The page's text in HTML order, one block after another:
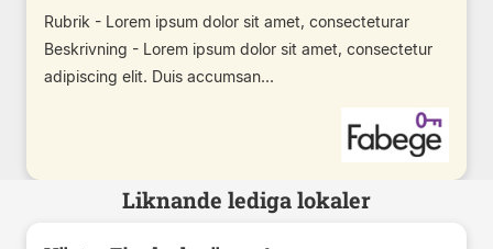
Rubrik - Lorem ipsum dolor sit amet, consecteturar
Beskrivning - Lorem ipsum dolor sit amet, consectetur
adipiscing elit. Duis accumsan...
Liknande lediga lokaler